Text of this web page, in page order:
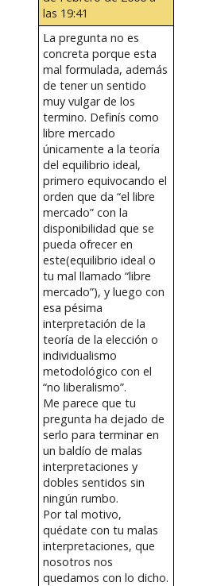
las 19:41
La pregunta no es
concreta porque esta
mal formulada, además
de tener un sentido
muy vulgar de los
termino. Definís como
libre mercado
únicamente a la teoría
del equilibrio ideal,
primero equivocando el
orden que da “el libre
mercado” con la
disponibilidad que se
pueda ofrecer en
este(equilibrio ideal o
tu mal llamado “libre
mercado”), y luego con
esa pésima
interpretación de la
teoría de la elección o
individualismo
metodológico con el
“no liberalismo”.
Me parece que tu
pregunta ha dejado de
serlo para terminar en
un baldío de malas
interpretaciones y
dobles sentidos sin
ningún rumbo.
Por tal motivo,
quédate con tu malas
interpretaciones, que
nosotros nos
quedamos con lo dicho.